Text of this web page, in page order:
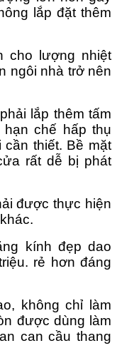
lắp đặt thêm
cho lượng nhiệt
ngôi nhà trở nên
lắp thêm tấm
chế hấp thụ
thiết. Bề mặt
rất dễ bị phát
được thực hiện
kính đẹp dao
rẻ hơn đáng
không chỉ làm
được dùng làm
can cầu thang